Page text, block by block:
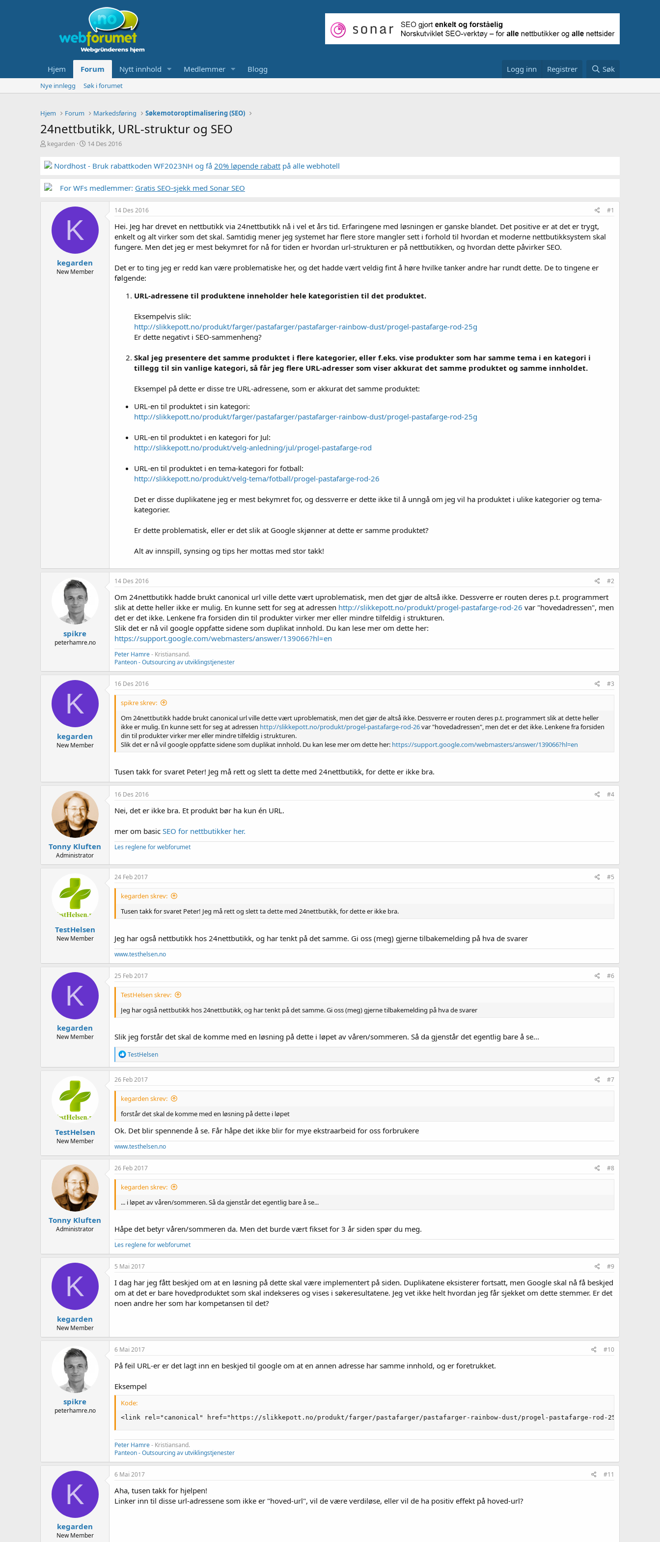
Hjem Forum Nytt innhold Medlemmer Blogg Logg inn Registrer Søk
Nye innlegg Søk i forumet
Hjem Forum Markedsføring Søkemotoroptimalisering (SEO)
24nettbutikk, URL-struktur og SEO
T
å
d
t
kegarden
S
r
d
o
14 Des 2016
Nordhost - Bruk rabattkoden WF2023NH og få 20% løpende rabatt på alle webhotell
For WFs medlemmer: Gratis SEO-sjekk med Sonar SEO
K
kegarden
New Member
14 Des 2016 #1
Hei. Jeg har drevet en nettbutikk via 24nettbutikk nå i vel et års tid. Erfaringene med løsningen er ganske blandet. Det positive er at det er trygt,
enkelt og alt virker som det skal. Samtidig mener jeg systemet har flere store mangler sett i forhold til hvordan et moderne nettbutikksystem skal
fungere. Men det jeg er mest bekymret for nå for tiden er hvordan url-strukturen er på nettbutikken, og hvordan dette påvirker SEO.
Det er to ting jeg er redd kan være problematiske her, og det hadde vært veldig fint å høre hvilke tanker andre har rundt dette. De to tingene er
følgende:
URL-adressene til produktene inneholder hele kategoristien til det produktet.
Eksempelvis slik:
http://slikkepott.no/produkt/farger/pastafarger/pastafarger-rainbow-dust/progel-pastafarge-rod-25g
Er dette negativt i SEO-sammenheng?
Skal jeg presentere det samme produktet i flere kategorier, eller f.eks. vise produkter som har samme tema i en kategori i
tillegg til sin vanlige kategori, så får jeg flere URL-adresser som viser akkurat det samme produktet og samme innholdet.
Eksempel på dette er disse tre URL-adressene, som er akkurat det samme produktet:
URL-en til produktet i sin kategori:
http://slikkepott.no/produkt/farger/pastafarger/pastafarger-rainbow-dust/progel-pastafarge-rod-25g
URL-en til produktet i en kategori for Jul:
http://slikkepott.no/produkt/velg-anledning/jul/progel-pastafarge-rod
URL-en til produktet i en tema-kategori for fotball:
http://slikkepott.no/produkt/velg-tema/fotball/progel-pastafarge-rod-26
Det er disse duplikatene jeg er mest bekymret for, og dessverre er dette ikke til å unngå om jeg vil ha produktet i ulike kategorier og tema-
kategorier.
Er dette problematisk, eller er det slik at Google skjønner at dette er samme produktet?
Alt av innspill, synsing og tips her mottas med stor takk!
spikre
peterhamre.no
14 Des 2016 #2
Om 24nettbutikk hadde brukt canonical url ville dette vært uproblematisk, men det gjør de altså ikke. Dessverre er routen deres p.t. programmert
slik at dette heller ikke er mulig. En kunne sett for seg at adressen http://slikkepott.no/produkt/progel-pastafarge-rod-26 var "hovedadressen", men
det er det ikke. Lenkene fra forsiden din til produkter virker mer eller mindre tilfeldig i strukturen.
Slik det er nå vil google oppfatte sidene som duplikat innhold. Du kan lese mer om dette her:
https://support.google.com/webmasters/answer/139066?hl=en
Peter Hamre- Kristiansand.
Panteon - Outsourcing av utviklingstjenester
K
kegarden
New Member
16 Des 2016 #3
spikre skrev:
Om 24nettbutikk hadde brukt canonical url ville dette vært uproblematisk, men det gjør de altså ikke. Dessverre er routen deres p.t. programmert slik at dette heller
ikke er mulig. En kunne sett for seg at adressen http://slikkepott.no/produkt/progel-pastafarge-rod-26var "hovedadressen", men det er det ikke. Lenkene fra forsiden
din til produkter virker mer eller mindre tilfeldig i strukturen.
Slik det er nå vil google oppfatte sidene som duplikat innhold. Du kan lese mer om dette her: https://support.google.com/webmasters/answer/139066?hl=en
Tusen takk for svaret Peter! Jeg må rett og slett ta dette med 24nettbutikk, for dette er ikke bra.
Tonny Kluften
Administrator
16 Des 2016 #4
Nei, det er ikke bra. Et produkt bør ha kun én URL.
mer om basic SEO for nettbutikker her.
Les reglene for webforumet
TestHelsen
New Member
24 Feb 2017 #5
kegarden skrev:
Tusen takk for svaret Peter! Jeg må rett og slett ta dette med 24nettbutikk, for dette er ikke bra.
Jeg har også nettbutikk hos 24nettbutikk, og har tenkt på det samme. Gi oss (meg) gjerne tilbakemelding på hva de svarer
www.testhelsen.no
K
kegarden
New Member
25 Feb 2017 #6
TestHelsen skrev:
Jeg har også nettbutikk hos 24nettbutikk, og har tenkt på det samme. Gi oss (meg) gjerne tilbakemelding på hva de svarer
Slik jeg forstår det skal de komme med en løsning på dette i løpet av våren/sommeren. Så da gjenstår det egentlig bare å se...
R
e
a
k
o
e
TestHelsen
TestHelsen
New Member
26 Feb 2017 #7
kegarden skrev:
forstår det skal de komme med en løsning på dette i løpet
Ok. Det blir spennende å se. Får håpe det ikke blir for mye ekstraarbeid for oss forbrukere
www.testhelsen.no
Tonny Kluften
Administrator
26 Feb 2017 #8
kegarden skrev:
... i løpet av våren/sommeren. Så da gjenstår det egentlig bare å se...
Håpe det betyr våren/sommeren da. Men det burde vært fikset for 3 år siden spør du meg.
Les reglene for webforumet
K
kegarden
New Member
5 Mai 2017 #9
I dag har jeg fått beskjed om at en løsning på dette skal være implementert på siden. Duplikatene eksisterer fortsatt, men Google skal nå få beskjed
om at det er bare hovedproduktet som skal indekseres og vises i søkeresultatene. Jeg vet ikke helt hvordan jeg får sjekket om dette stemmer. Er det
noen andre her som har kompetansen til det?
spikre
peterhamre.no
6 Mai 2017 #10
På feil URL-er er det lagt inn en beskjed til google om at en annen adresse har samme innhold, og er foretrukket.
Eksempel
Kode:
<link rel="canonical" href="https://slikkepott.no/produkt/farger/pastafarger/pastafarger-rainbow-dust/progel-pastafarge-rod-25g" />
Peter Hamre- Kristiansand.
Panteon - Outsourcing av utviklingstjenester
K
kegarden
New Member
6 Mai 2017 #11
Aha, tusen takk for hjelpen!
Linker inn til disse url-adressene som ikke er "hoved-url", vil de være verdiløse, eller vil de ha positiv effekt på hoved-url?